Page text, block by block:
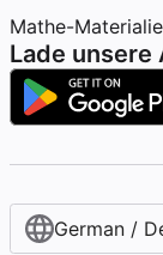
Mathe-
Lade unsere
German /